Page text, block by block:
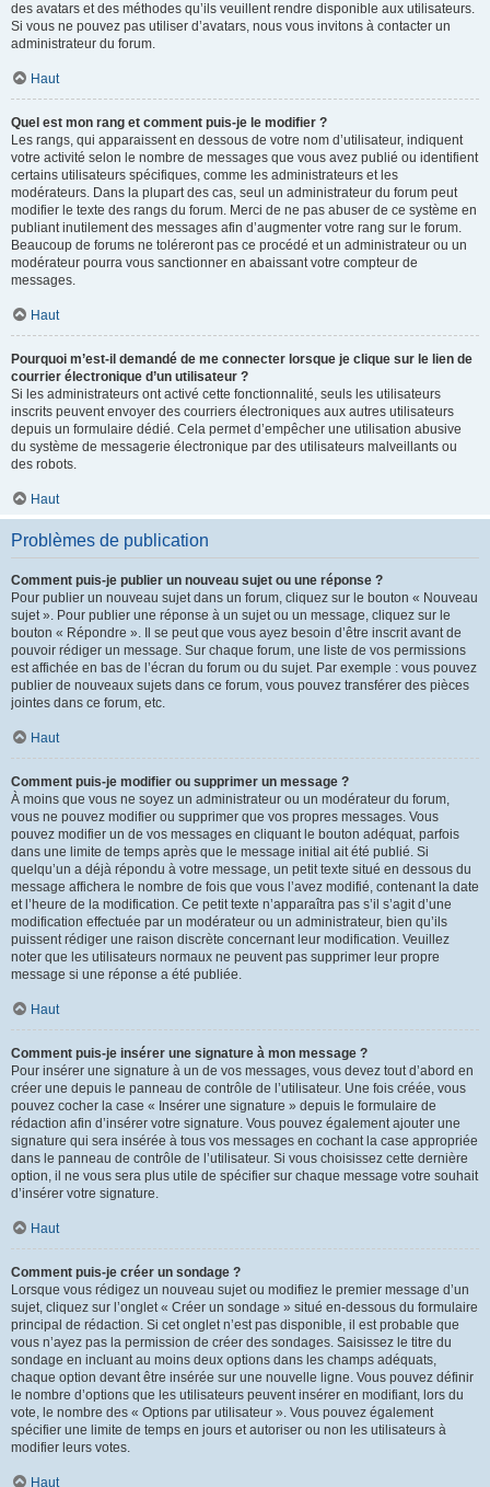
des avatars et des méthodes qu’ils veuillent rendre disponible aux utilisateurs.
Si vous ne pouvez pas utiliser d’avatars, nous vous invitons à contacter un
administrateur du forum.
Haut
Quel est mon rang et comment puis-je le modifier ?
Les rangs, qui apparaissent en dessous de votre nom d’utilisateur, indiquent
votre activité selon le nombre de messages que vous avez publié ou identifient
certains utilisateurs spécifiques, comme les administrateurs et les
modérateurs. Dans la plupart des cas, seul un administrateur du forum peut
modifier le texte des rangs du forum. Merci de ne pas abuser de ce système en
publiant inutilement des messages afin d’augmenter votre rang sur le forum.
Beaucoup de forums ne toléreront pas ce procédé et un administrateur ou un
modérateur pourra vous sanctionner en abaissant votre compteur de
messages.
Haut
Pourquoi m’est-il demandé de me connecter lorsque je clique sur le lien de
courrier électronique d’un utilisateur ?
Si les administrateurs ont activé cette fonctionnalité, seuls les utilisateurs
inscrits peuvent envoyer des courriers électroniques aux autres utilisateurs
depuis un formulaire dédié. Cela permet d’empêcher une utilisation abusive
du système de messagerie électronique par des utilisateurs malveillants ou
des robots.
Haut
Problèmes de publication
Comment puis-je publier un nouveau sujet ou une réponse ?
Pour publier un nouveau sujet dans un forum, cliquez sur le bouton « Nouveau
sujet ». Pour publier une réponse à un sujet ou un message, cliquez sur le
bouton « Répondre ». Il se peut que vous ayez besoin d’être inscrit avant de
pouvoir rédiger un message. Sur chaque forum, une liste de vos permissions
est affichée en bas de l’écran du forum ou du sujet. Par exemple : vous pouvez
publier de nouveaux sujets dans ce forum, vous pouvez transférer des pièces
jointes dans ce forum, etc.
Haut
Comment puis-je modifier ou supprimer un message ?
À moins que vous ne soyez un administrateur ou un modérateur du forum,
vous ne pouvez modifier ou supprimer que vos propres messages. Vous
pouvez modifier un de vos messages en cliquant le bouton adéquat, parfois
dans une limite de temps après que le message initial ait été publié. Si
quelqu’un a déjà répondu à votre message, un petit texte situé en dessous du
message affichera le nombre de fois que vous l’avez modifié, contenant la date
et l’heure de la modification. Ce petit texte n’apparaîtra pas s’il s’agit d’une
modification effectuée par un modérateur ou un administrateur, bien qu’ils
puissent rédiger une raison discrète concernant leur modification. Veuillez
noter que les utilisateurs normaux ne peuvent pas supprimer leur propre
message si une réponse a été publiée.
Haut
Comment puis-je insérer une signature à mon message ?
Pour insérer une signature à un de vos messages, vous devez tout d’abord en
créer une depuis le panneau de contrôle de l’utilisateur. Une fois créée, vous
pouvez cocher la case « Insérer une signature » depuis le formulaire de
rédaction afin d’insérer votre signature. Vous pouvez également ajouter une
signature qui sera insérée à tous vos messages en cochant la case appropriée
dans le panneau de contrôle de l’utilisateur. Si vous choisissez cette dernière
option, il ne vous sera plus utile de spécifier sur chaque message votre souhait
d’insérer votre signature.
Haut
Comment puis-je créer un sondage ?
Lorsque vous rédigez un nouveau sujet ou modifiez le premier message d’un
sujet, cliquez sur l’onglet « Créer un sondage » situé en-dessous du formulaire
principal de rédaction. Si cet onglet n’est pas disponible, il est probable que
vous n’ayez pas la permission de créer des sondages. Saisissez le titre du
sondage en incluant au moins deux options dans les champs adéquats,
chaque option devant être insérée sur une nouvelle ligne. Vous pouvez définir
le nombre d’options que les utilisateurs peuvent insérer en modifiant, lors du
vote, le nombre des « Options par utilisateur ». Vous pouvez également
spécifier une limite de temps en jours et autoriser ou non les utilisateurs à
modifier leurs votes.
Haut